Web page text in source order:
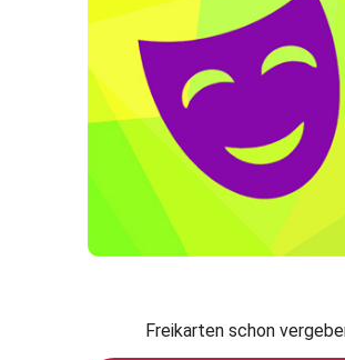
Freikarten schon